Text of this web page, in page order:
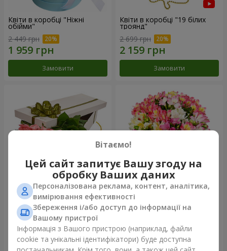
Квіти в коробці "Ніжні
обійми"
2 449 грн
Замовити
Квіти в коробці "19 білих
троянд"
2 699 грн
Замовити
Квіти в коробці "15 рожевих
троянд"
2 540 грн
Замовити
Букет "Казка для двох!"
Замовити
Вітаємо!
Цей сайт запитує Вашу згоду на
обробку Ваших даних
Персоналізована реклама, контент, аналітика,
вимірювання ефективності
Збереження і/або доступ до інформації на
Вашому пристрої
Інформація з Вашого пристрою (наприклад, файли
cookie та унікальні ідентифікатори) буде доступна